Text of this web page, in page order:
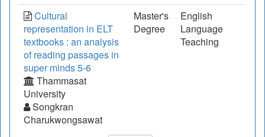
Cultural
representation in ELT
textbooks : an analysis
of reading passages in
super minds 5-6
Thammasat
University
Songkran
Charukwongsawat
Master's
Degree
English
Language
Teaching